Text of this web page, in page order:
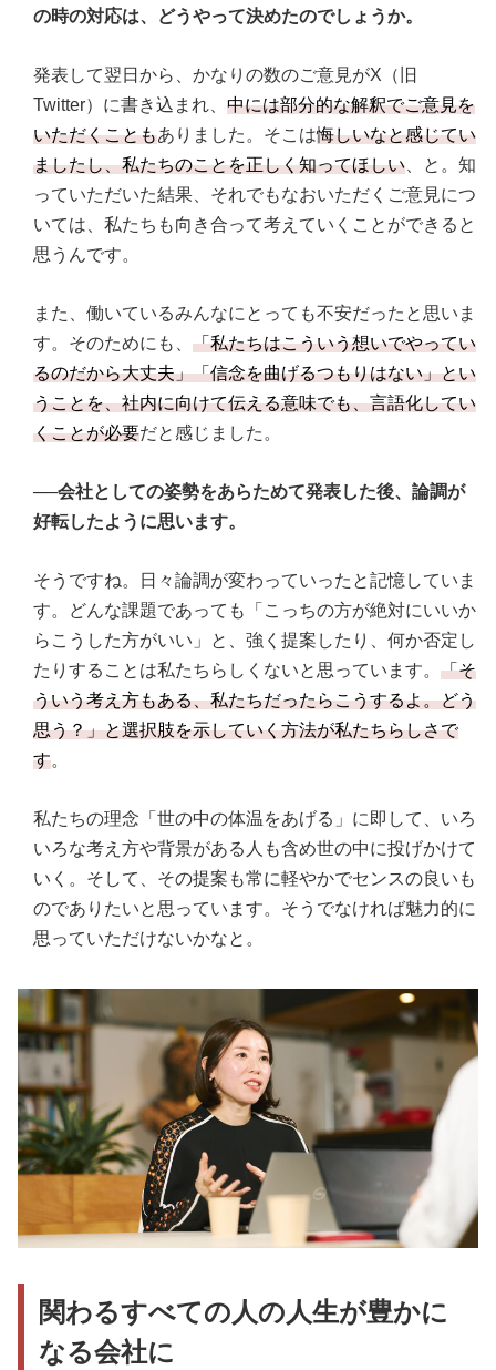
の時の対応は、どうやって決めたのでしょうか。
発表して翌日から、かなりの数のご意見がX（旧
Twitter）に書き込まれ、 中には部分的な解釈でご意見を
いただくこともありました。そこは悔しいなと感じてい
ましたし、私たちのことを正しく知ってほしい 、と。知
っていただいた結果、それでもなおいただくご意見につ
いては、私たちも向き合って考えていくことができると
思うんです。
また、働いているみんなにとっても不安だったと思いま
す。そのためにも、 「私たちはこういう想いでやってい
るのだから大丈夫」「信念を曲げるつもりはない」とい
うことを、社内に向けて伝える意味でも、言語化してい
くことが必要だと感じました。
──会社としての姿勢をあらためて発表した後、論調が
好転したように思います。
そうですね。日々論調が変わっていったと記憶していま
す。どんな課題であっても「こっちの方が絶対にいいか
らこうした方がいい」と、強く提案したり、何か否定し
たりすることは私たちらしくないと思っています。 「そ
ういう考え方もある、私たちだったらこうするよ。どう
思う？」と選択肢を示していく方法が私たちらしさで
す。
私たちの理念「世の中の体温をあげる」に即して、いろ
いろな考え方や背景がある人も含め世の中に投げかけて
いく。そして、その提案も常に軽やかでセンスの良いも
のでありたいと思っています。そうでなければ魅力的に
思っていただけないかなと。
関わるすべての人の人生が豊かに
なる会社に